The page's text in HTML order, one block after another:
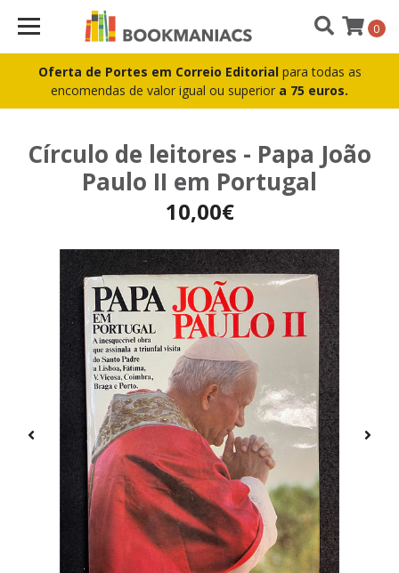
Oferta de Portes em Correio Editorial para todas as
encomendas de valor igual ou superior a 75 euros.
0
Círculo de leitores - Papa João
Paulo II em Portugal
10,00€